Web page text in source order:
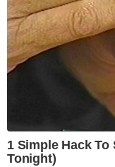
1 Simple Hack
Tonight)